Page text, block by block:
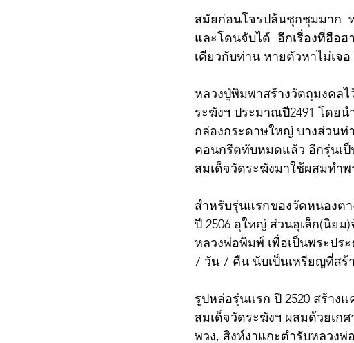
สมัยก่อนโจรปล้นชุกชุมมาก
และโดนจับได้  อีกเรื่องที่ฮือ
เดียวกับท่าน หายตัวหาไม่เจ
หลวงปู่พิมพาสร้างวัตถุมงคล
ระฆังฯ ประมาณปี2491 โดย
กล่องกระดาษใหญ่ บางส่วนท่
คอนกรีตทับหมดแล้ว อีกรุ่นเป็
สมเด็จวัดระฆังมาใช้ผสมทำ
สำหรับรุ่นแรกของวัดหนองต
ปี 2506 อุใหญ่ ส่วนอุเล็ก(นิยม
หลวงพ่อพิมพ์ เพื่อเป็นพระปร
7 วัน 7 คืน นับเป็นเหรียญที่ส
รูปหล่อรุ่นแรก ปี 2520 สร้างแ
สมเด็จวัดระฆังฯ ผสมด้วยเก
พวง, สิงห์งาแกะตำรับหลวงพ่